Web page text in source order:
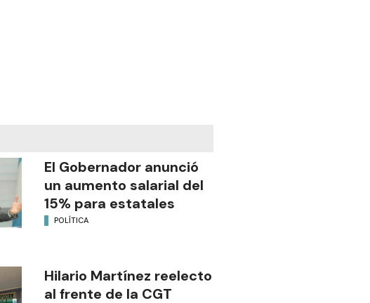
El Gobernador anunció
un aumento salarial del
15% para estatales
POLÍTICA
Hilario Martínez reelecto
al frente de la CGT